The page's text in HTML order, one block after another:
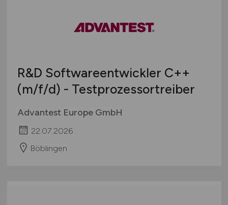
R&D Softwareentwickler C++
(m/f/d) - Testprozessortreiber
Advantest Europe GmbH
22.07.2026
Böblingen